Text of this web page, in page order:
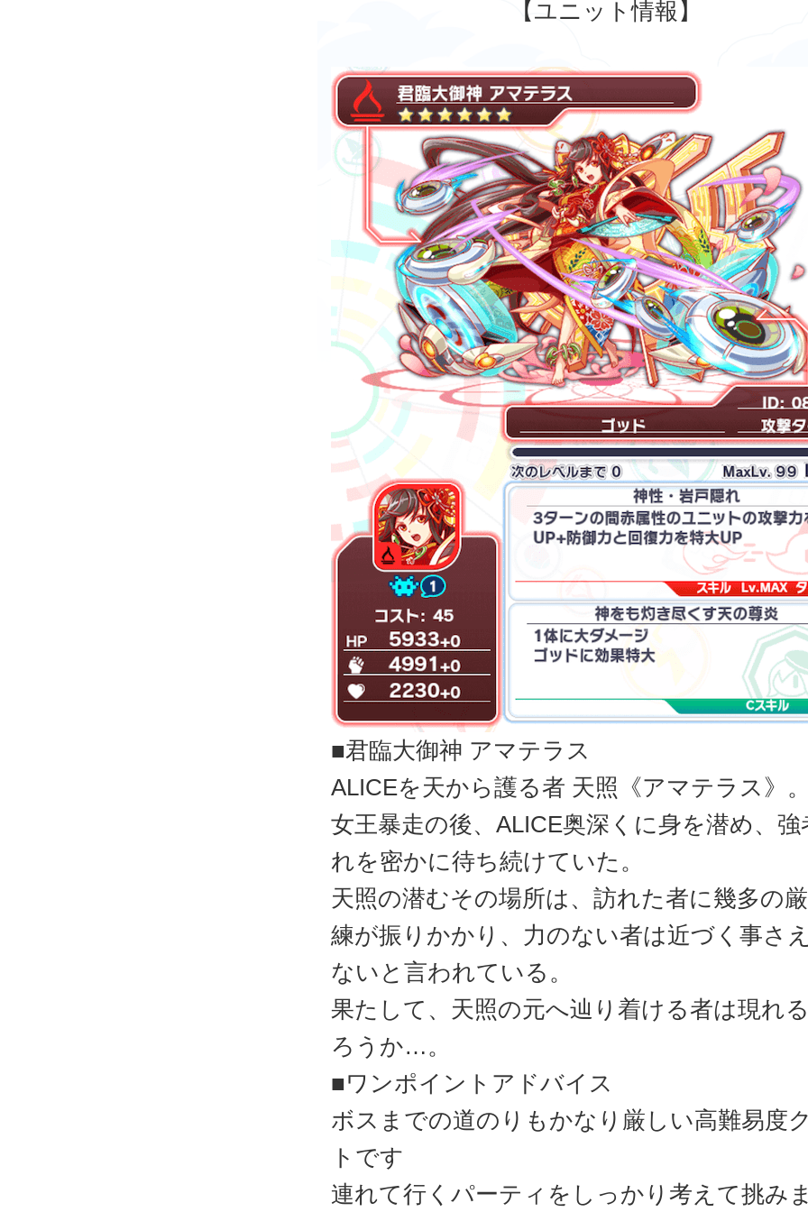
【ユニット情報】
■君臨大御神 アマテラス
ALICEを天から護る者 天照《アマテラス》
女王暴走の後、ALICE奥深くに身を潜め、強
れを密かに待ち続けていた。
天照の潜むその場所は、訪れた者に幾多の
練が振りかかり、力のない者は近づく事さ
ないと言われている。
果たして、天照の元へ辿り着ける者は現れ
ろうか…。
■ワンポイントアドバイス
ボスまでの道のりもかなり厳しい高難易度
トです
連れて行くパーティをしっかり考えて挑み